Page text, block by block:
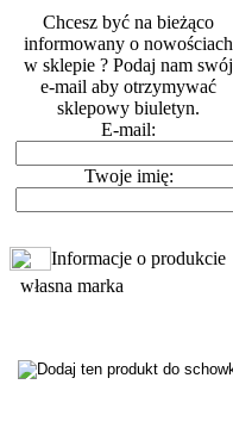
Chcesz być na bieżąco
informowany o nowościach
w sklepie ? Podaj nam swój
e-mail aby otrzymywać
sklepowy biuletyn.
E-mail:
Twoje imię:
Informacje o produkcie
własna marka